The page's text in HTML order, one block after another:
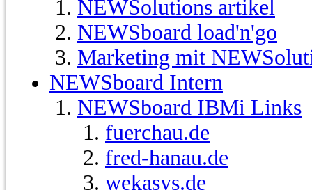
NEWSolutions artikel
NEWSboard load'n'go
Marketing mit
NEWSboard Intern
NEWSboard IBMi Links
fuerchau.de
fred-hanau.de
wekasys.de